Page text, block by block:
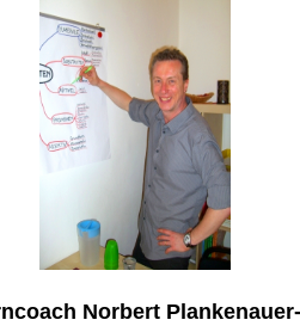
Norbert